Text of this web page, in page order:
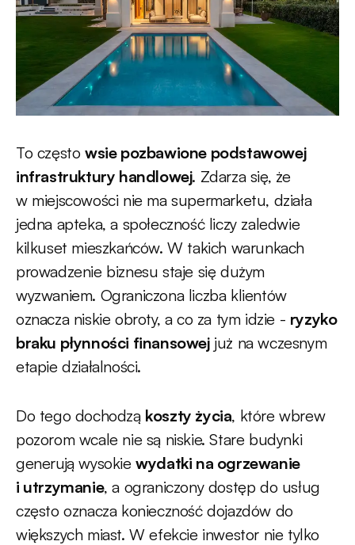
To często wsie pozbawione podstawowej
infrastruktury handlowej. Zdarza się, że
w miejscowości nie ma supermarketu, działa
jedna apteka, a społeczność liczy zaledwie
kilkuset mieszkańców. W takich warunkach
prowadzenie biznesu staje się dużym
wyzwaniem. Ograniczona liczba klientów
oznacza niskie obroty, a co za tym idzie - ryzyko
braku płynności finansowejjuż na wczesnym
etapie działalności.
Do tego dochodzą koszty życia, które wbrew
pozorom wcale nie są niskie. Stare budynki
generują wysokiewydatki na ogrzewanie
i utrzymanie, a ograniczony dostęp do usług
często oznacza konieczność dojazdów do
większych miast. W efekcie inwestor nie tylko